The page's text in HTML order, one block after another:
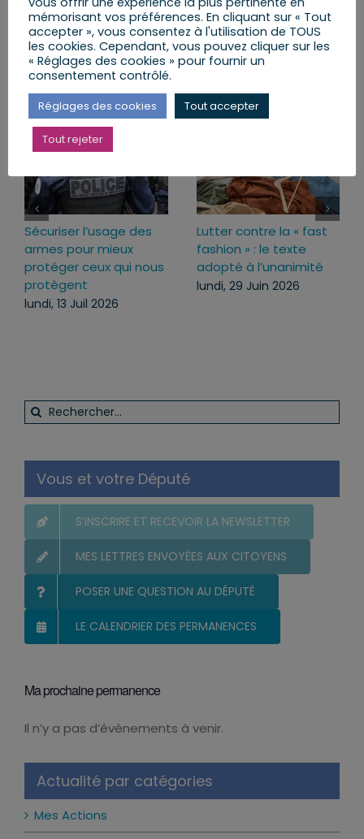
Facebook
X LinkedInEmail
Articles similaires
Sécuriser l’usage des
armes pour mieux
protéger ceux qui nous
protègent
lundi, 13 Juil 2026
Lutter contre la « fast
fashion » : le texte
adopté à l’unanimité
lundi, 29 Juin 2026
Rechercher:
Vous et votre Député
S’INSCRIRE ET RECEVOIR LA NEWSLETTER
MES LETTRES ENVOYÉES AUX CITOYENS
POSER UNE QUESTION AU DÉPUTÉ
LE CALENDRIER DES PERMANENCES
Ma prochaine permanence
Notice
Il n’y a pas d’évènements à venir.
Actualité par catégories
Mes Actions
mémorisant vos préférences. En cliquant sur « Tout
accepter », vous consentez à l'utilisation de TOUS
les cookies. Cependant, vous pouvez cliquer sur les
« Réglages des cookies » pour fournir un
consentement contrôlé.
Réglages des cookies Tout accepter
Tout rejeter